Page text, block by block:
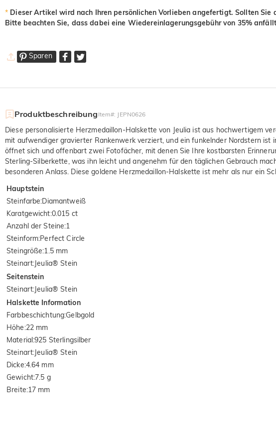
* Dieser Artikel wird nach Ihren persönlichen Vorlieben angefertigt. Sollten
Bitte beachten Sie, dass dabei eine Wiedereinlagerungsgebühr von 35%
Sparen
Produktbeschreibung Item#: JEPN0626
Diese personalisierte Herzmedaillon-Halskette von Jeulia ist aus hochwertigem
mit aufwendiger gravierter Rankenwerk verziert, und ein funkelnder Nordstern
öffnet sich und offenbart zwei Fotofächer, mit denen Sie Ihre kostbarsten
Sterling-Silberkette, was ihn leicht und angenehm für den täglichen Gebrauch
besonderen Anlass. Diese goldene Herzmedaillon-Halskette ist mehr als nur ein
Hauptstein
Steinfarbe:Diamantweiß
Karatgewicht:0.015 ct
Anzahl der Steine:1
Steinform:Perfect Circle
Steingröße:1.5 mm
Steinart:Jeulia® Stein
Seitenstein
Steinart:Jeulia® Stein
Halskette Information
Farbbeschichtung:Gelbgold
Höhe:22 mm
Material:925 Sterlingsilber
Steinart:Jeulia® Stein
Dicke:4.64 mm
Gewicht:7.5 g
Breite:17 mm